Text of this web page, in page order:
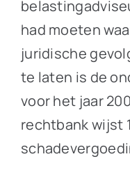
had moeten
juridische
te laten is de
voor het jaar
rechtbank wijst